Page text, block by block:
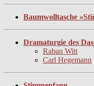
Baumwolltasche
Dramaturgie des
Raban Witt
Carl Hegemann